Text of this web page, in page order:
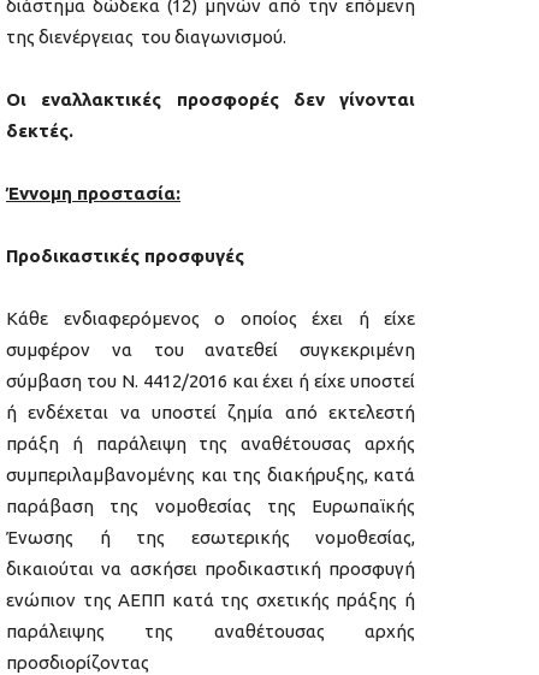
διάστημα δώδεκα (12) μηνών από την επόμενη
της διενέργειας του διαγωνισμού.
Οι εναλλακτικές προσφορές δεν γίνονται
δεκτές.
Έννομη προστασία:
Προδικαστικές προσφυγές
Κάθε ενδιαφερόμενος ο οποίος έχει ή είχε
συμφέρον να του ανατεθεί συγκεκριμένη
σύμβαση του Ν. 4412/2016 και έχει ή είχε υποστεί
ή ενδέχεται να υποστεί ζημία από εκτελεστή
πράξη ή παράλειψη της αναθέτουσας αρχής
συμπεριλαμβανομένης και της διακήρυξης, κατά
παράβαση της νομοθεσίας της Ευρωπαϊκής
Ένωσης ή της εσωτερικής νομοθεσίας,
δικαιούται να ασκήσει προδικαστική προσφυγή
ενώπιον της ΑΕΠΠ κατά της σχετικής πράξης ή
παράλειψης της αναθέτουσας αρχής
προσδιορίζοντας